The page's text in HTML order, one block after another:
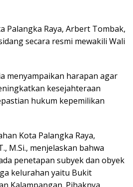
Palangka Raya, Arbert Tombak,
secara resmi mewakili Wali
menyampaikan harapan agar
kesejahteraan
hukum kepemilikan
Kota Palangka Raya,
M.Si., menjelaskan bahwa
penetapan subyek dan obyek
kelurahan yaitu Bukit